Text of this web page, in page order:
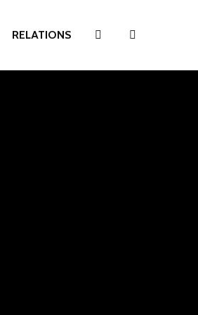
RELATIONS